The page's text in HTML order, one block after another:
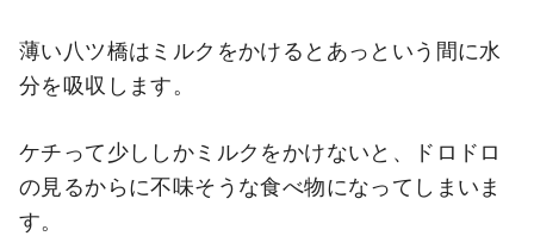
薄い八ツ橋はミルクをかけるとあっという間に水
分を吸収します。
ケチって少ししかミルクをかけないと、ドロドロ
の見るからに不味そうな食べ物になってしまいま
す。